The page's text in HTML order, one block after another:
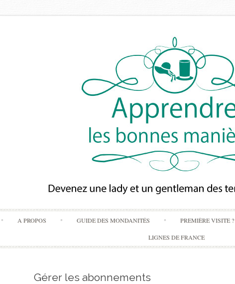
Skip
to
content
A PROPOS GUIDE DES MONDANITÉS PREMIÈRE VISITE ?
LIGNES DE FRANCE
Gérer les abonnements